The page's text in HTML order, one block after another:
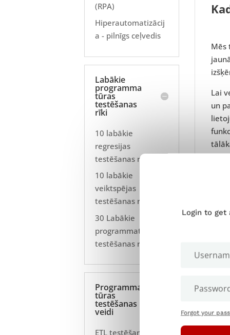
Mēs
Lai
un
QA
●
●
Ja
(RPA)
Hiperautomatizācij
a - pilnīgs ceļvedis
Labākie
programma
tūras
testēšanas
rīki
10 labākie
regresijas
testēšanas rīki
10 labākie
veiktspējas
testēšanas rīki
30 Labākie
programmatūras
testēšanas rīki
Programma
tūras
testēšanas
veidi
ETL testēšana
Login to get
Forgot your